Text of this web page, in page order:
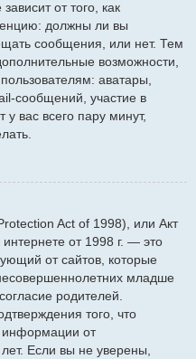
от того, как
должны ли вы
сообщения, или нет. Тем
возможности,
аватары,
сообщений, участие в
у вас всего пару минут,
Act of 1998), или Акт
от 1998 г. — это
от сайтов, которые
младше
родителей.
того, что
информации от
Если вы не уверены,